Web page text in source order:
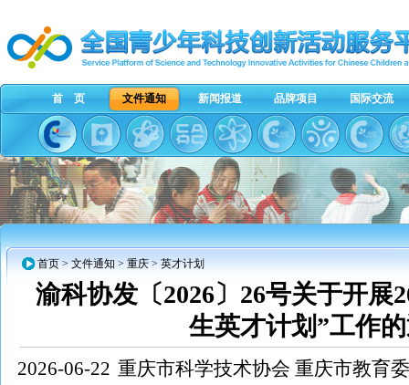
首 页 文件通知 新闻报道 品牌项目 国际交流
首页 > 文件通知 > 重庆 > 英才计划
渝科协发〔2026〕26号关于开展
生英才计划”工作
2026-06-22 重庆市科学技术协会 重庆市教育